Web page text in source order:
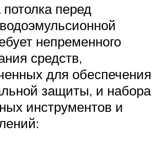
перед
непременного
средств,
для обеспечения
защиты, и набора
инструментов и